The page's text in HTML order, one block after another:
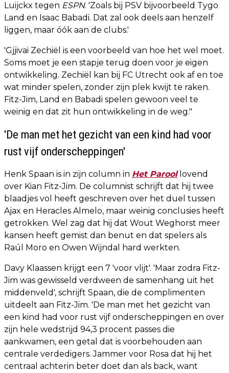
Luijckx tegen ESPN. 'Zoals bij PSV bijvoorbeeld Tygo
Land en Isaac Babadi. Dat zal ook deels aan henzelf
liggen, maar óók aan de clubs.'
'Gjjivai Zechiël is een voorbeeld van hoe het wel moet.
Soms moet je een stapje terug doen voor je eigen
ontwikkeling. Zechiël kan bij FC Utrecht ook af en toe
wat minder spelen, zonder zijn plek kwijt te raken.
Fitz-Jim, Land en Babadi spelen gewoon veel te
weinig en dat zit hun ontwikkeling in de weg."
'De man met het gezicht van een kind had voor
rust vijf onderscheppingen'
Henk Spaan is in zijn column in Het Paroollovend
over Kian Fitz-Jim. De columnist schrijft dat hij twee
blaadjes vol heeft geschreven over het duel tussen
Ajax en Heracles Almelo, maar weinig conclusies heeft
getrokken. Wel zag dat hij dat Wout Weghorst meer
kansen heeft gemist dan benut en dat spelers als
Raúl Moro en Owen Wijndal hard werkten.
Davy Klaassen krijgt een 7 'voor vlijt'. 'Maar zodra Fitz-
Jim was gewisseld verdween de samenhang uit het
middenveld', schrijft Spaan, die de complimenten
uitdeelt aan Fitz-Jim. 'De man met het gezicht van
een kind had voor rust vijf onderscheppingen en over
zijn hele wedstrijd 94,3 procent passes die
aankwamen, een getal dat is voorbehouden aan
centrale verdedigers. Jammer voor Rosa dat hij het
centraal achterin beter doet dan als back, want